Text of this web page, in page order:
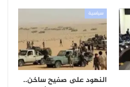
سياسية
النهود على صفيح ساخن..